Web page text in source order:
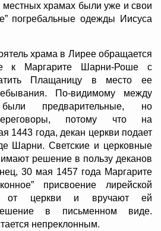
местных храмах были уже и свои
погребальные одежды Иисуса
храма в Лирее обращается
к Маргарите Шарни-Роше с
Плащаницу в место ее
По-видимому между
предварительные, но
потому что на
1443 года, декан церкви подает
Шарни. Светские и церковные
решение в пользу деканов
30 мая 1457 года Маргарите
присвоение лирейской
от церкви и вручают ей
в письменном виде.
непреклонным.